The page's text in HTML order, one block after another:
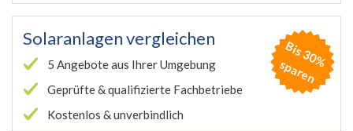
Solaranlagen vergleichen
5 Angebote aus Ihrer Umgebung
Geprüfte & qualifizierte Fachbetriebe
Kostenlos & unverbindlich
B
is
3
0
%
s
p
a
r
e
n